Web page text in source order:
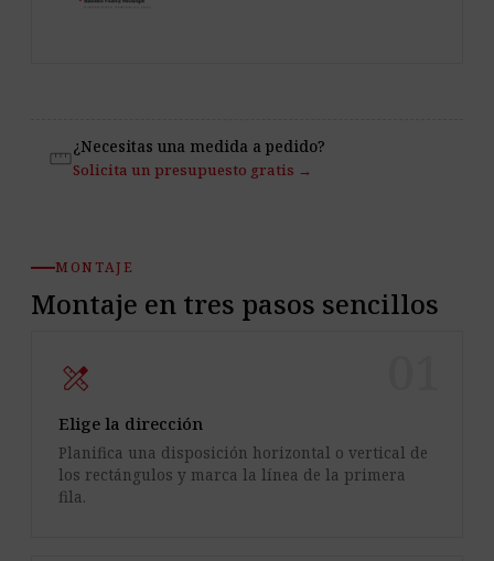
straighten¿Necesitas una medida a pedido?
Solicita un presupuesto gratis →
MONTAJE
Montaje en tres pasos sencillos
design_services
Elige la dirección
Planifica una disposición horizontal o vertical de
los rectángulos y marca la línea de la primera
fila.